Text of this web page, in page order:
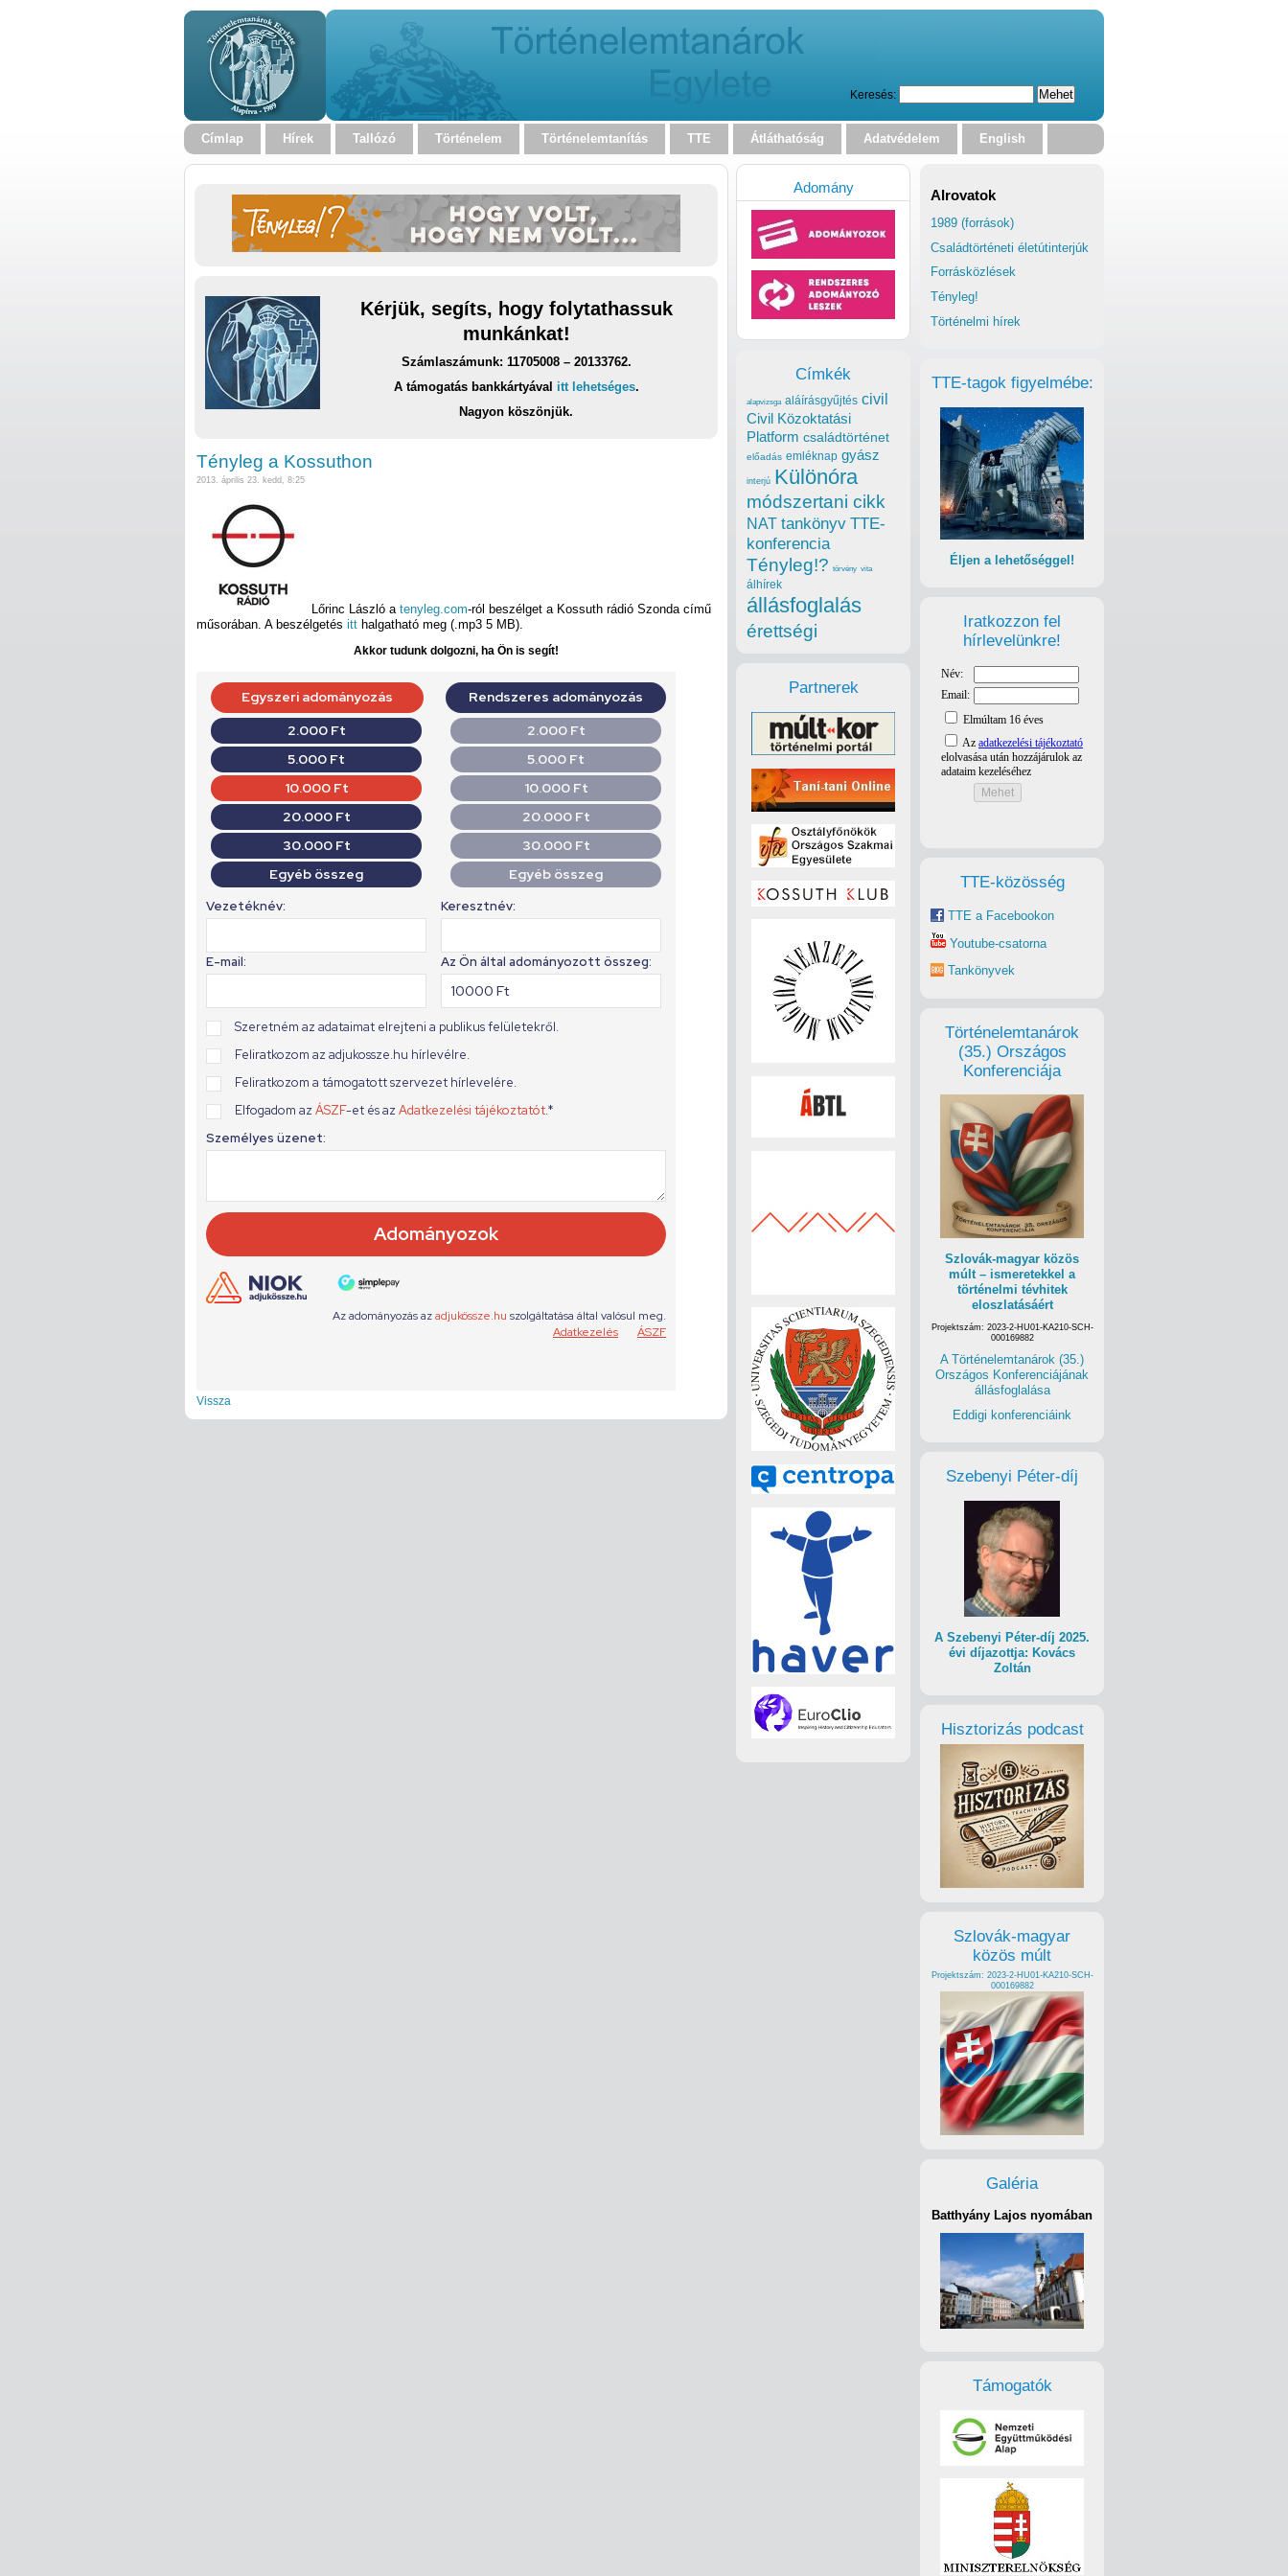
Keresés:
Címlap Hírek Tallózó Történelem Történelemtanítás TTE Átláthatóság Adatvédelem English
Kérjük, segíts, hogy folytathassuk
munkánkat!
Számlaszámunk: 11705008 – 20133762.
A támogatás bankkártyával itt lehetséges.
Nagyon köszönjük.
Tényleg a Kossuthon
2013. április 23. kedd, 8:25
Lőrinc László a tenyleg.com-ról beszélget a Kossuth rádió Szonda című
műsorában. A beszélgetés itt halgatható meg (.mp3 5 MB).
Akkor tudunk dolgozni, ha Ön is segít!
Vissza
Alrovatok
1989 (források)
Családtörténeti életútinterjúk
Forrásközlések
Tényleg!
Történelmi hírek
TTE-tagok figyelmébe:
Éljen a lehetőséggel!
Iratkozzon fel
hírlevelünkre!
TTE-közösség
TTE a Facebookon
Youtube-csatorna
Tankönyvek
Történelemtanárok
(35.) Országos
Konferenciája
Szlovák-magyar közös
múlt – ismeretekkel a
történelmi tévhitek
eloszlatásáért
Projektszám: 2023-2-HU01-KA210-SCH-
000169882
A Történelemtanárok (35.)
Országos Konferenciájának
állásfoglalása
Eddigi konferenciáink
Szebenyi Péter-díj
A Szebenyi Péter-díj 2025.
évi díjazottja: Kovács
Zoltán
Hisztorizás podcast
Szlovák-magyar
közös múlt
Projektszám: 2023-2-HU01-KA210-SCH-
000169882
Galéria
Batthyány Lajos nyomában
Támogatók
Adomány
Címkék
alapvizsga aláírásgyűjtés civil
Civil Közoktatási
Platform családtörténet
előadás emléknap gyász
interjú Különóra
módszertani cikk
NAT tankönyv TTE-
konferencia
Tényleg!? törvény vita
álhírek
állásfoglalás
érettségi
Partnerek